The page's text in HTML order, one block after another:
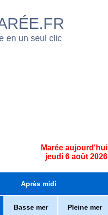
en un seul clic
Marée aujourd'hui
jeudi 6 août 2026
Après midi
Basse mer Pleine mer